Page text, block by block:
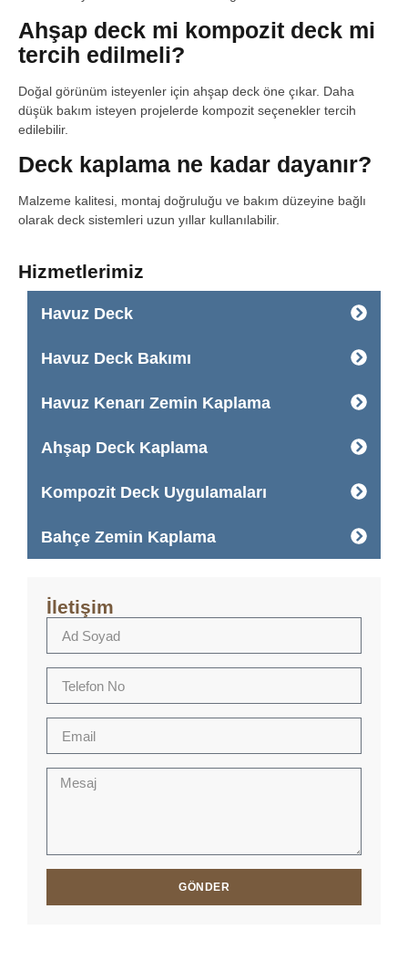
Ahşap deck mi kompozit deck mi
tercih edilmeli?
Doğal görünüm isteyenler için ahşap deck öne çıkar. Daha
düşük bakım isteyen projelerde kompozit seçenekler tercih
edilebilir.
Deck kaplama ne kadar dayanır?
Malzeme kalitesi, montaj doğruluğu ve bakım düzeyine bağlı
olarak deck sistemleri uzun yıllar kullanılabilir.
Hizmetlerimiz
Havuz Deck
Havuz Deck Bakımı
Havuz Kenarı Zemin Kaplama
Ahşap Deck Kaplama
Kompozit Deck Uygulamaları
Bahçe Zemin Kaplama
İletişim
GÖNDER